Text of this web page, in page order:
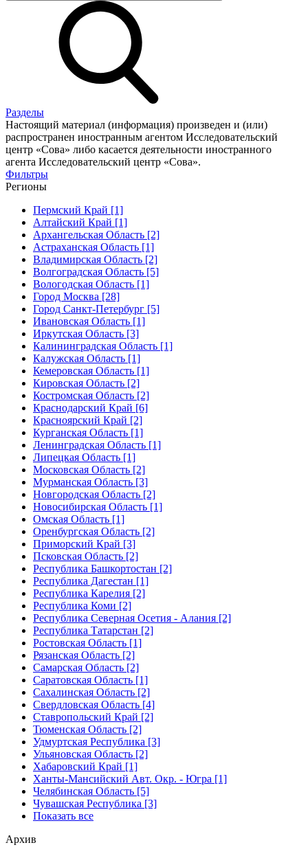
Разделы
Настоящий материал (информация) произведен и (или)
распространен иностранным агентом Исследовательский
центр «Сова» либо касается деятельности иностранного
агента Исследовательский центр «Сова».
Фильтры
Регионы
Пермский Край [1]
Алтайский Край [1]
Архангельская Область [2]
Астраханская Область [1]
Владимирская Область [2]
Волгоградская Область [5]
Вологодская Область [1]
Город Москва [28]
Город Санкт-Петербург [5]
Ивановская Область [1]
Иркутская Область [3]
Калининградская Область [1]
Калужская Область [1]
Кемеровская Область [1]
Кировская Область [2]
Костромская Область [2]
Краснодарский Край [6]
Красноярский Край [2]
Курганская Область [1]
Ленинградская Область [1]
Липецкая Область [1]
Московская Область [2]
Мурманская Область [3]
Новгородская Область [2]
Новосибирская Область [1]
Омская Область [1]
Оренбургская Область [2]
Приморский Край [3]
Псковская Область [2]
Республика Башкортостан [2]
Республика Дагестан [1]
Республика Карелия [2]
Республика Коми [2]
Республика Северная Осетия - Алания [2]
Республика Татарстан [2]
Ростовская Область [1]
Рязанская Область [2]
Самарская Область [2]
Саратовская Область [1]
Сахалинская Область [2]
Свердловская Область [4]
Ставропольский Край [2]
Тюменская Область [2]
Удмуртская Республика [3]
Ульяновская Область [2]
Хабаровский Край [1]
Ханты-Мансийский Авт. Окр. - Югра [1]
Челябинская Область [5]
Чувашская Республика [3]
Показать все
Архив